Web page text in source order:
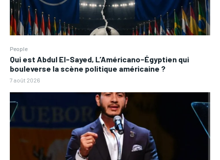
People
Qui est Abdul El-Sayed, L’Américano-Égyptien qui
bouleverse la scène politique américaine ?
7 août 2026